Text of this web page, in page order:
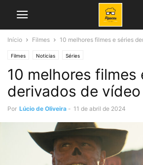
Início Filmes 10 melhores filmes e séries
Filmes Noticias Séries
10 melhores filmes
derivados de
Por Lúcio de Oliveira - 11 de abril de 2024